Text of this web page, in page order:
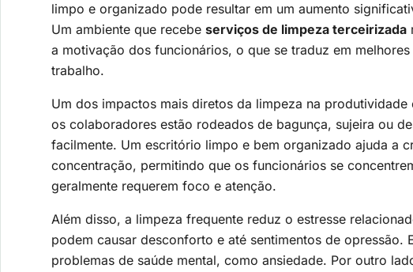
limpo e organizado pode resultar em um aumento
Um ambiente que recebe serviços de limpeza terceirizada
a motivação dos funcionários, o que se traduz em
trabalho.
Um dos impactos mais diretos da limpeza na
os colaboradores estão rodeados de bagunça, sujeira ou
facilmente. Um escritório limpo e bem organizado ajuda a
concentração, permitindo que os funcionários se
geralmente requerem foco e atenção.
Além disso, a limpeza frequente reduz o estresse
podem causar desconforto e até sentimentos de opressão.
problemas de saúde mental, como ansiedade. Por outro